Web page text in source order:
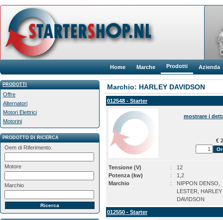
Home Marche Prodotti Azienda
PRODOTTI
Offre
Alternatori
Motori Elettrici
Motorini
PRODOTTO DI RICERCA
Oem di Riferimento.
Motore
Marchio
Marchio: HARLEY DAVIDSON
012548 - Starter
mostrare i
€
Tensione (V) :
12
Potenza (kw)
:
1,2
Marchio
:
NIPPON DENSO,
LESTER, HARLEY
DAVIDSON
012550 - Starter